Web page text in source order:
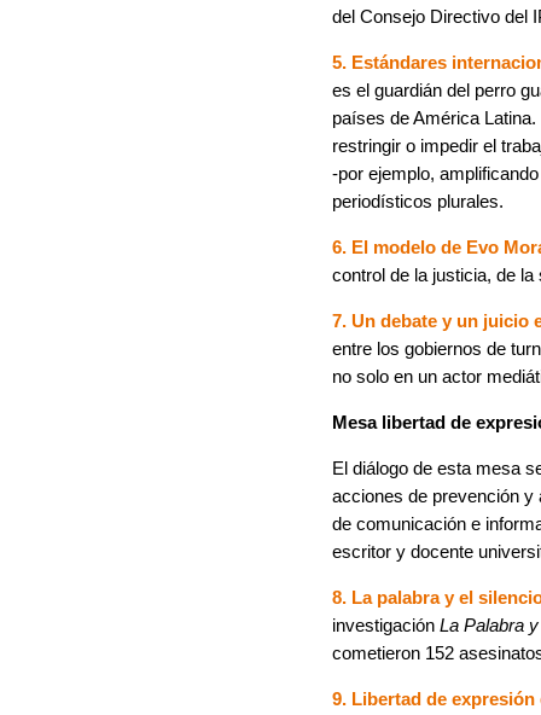
del Consejo Directivo del
5. Estándares
es el guardián del perro
países de América
restringir o impedir el
-por ejemplo,
periodísticos plurales.
6. El modelo de Evo
control de la justicia, de
7. Un debate y un juicio
entre los gobiernos de
no solo en un actor
Mesa libertad de
El diálogo de esta mesa
acciones de prevención y
de comunicación e
escritor y docente
8. La palabra y el
investigación La Palabra
cometieron 152
9. Libertad de